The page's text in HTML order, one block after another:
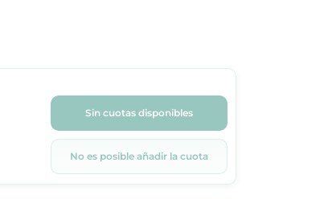
Sin cuotas disponibles
No es posible añadir la cuota